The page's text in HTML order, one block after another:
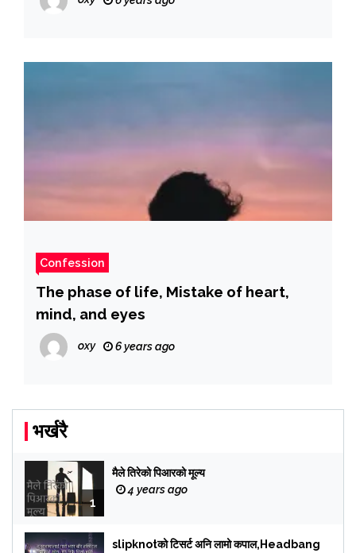
Confession
The phase of life, Mistake of heart,
mind, and eyes
oxy 6 years ago
भर्खरै
1
मैले तिरेको पिआरको मूल्य
4 years ago
slipknotको टिसर्ट अनि लामो कपाल,Headbang